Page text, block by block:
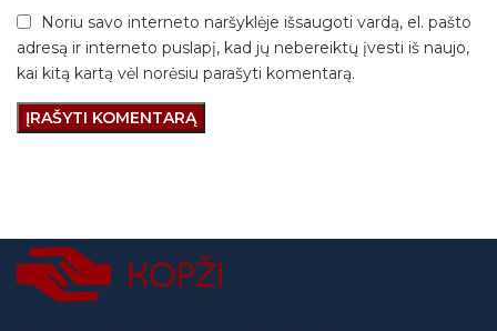
Noriu savo interneto naršyklėje išsaugoti vardą, el. pašto
adresą ir interneto puslapį, kad jų nebereiktų įvesti iš naujo,
kai kitą kartą vėl norėsiu parašyti komentarą.